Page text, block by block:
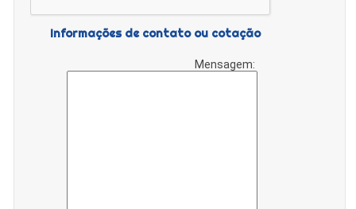
Informações de contato ou cotação
Mensagem: